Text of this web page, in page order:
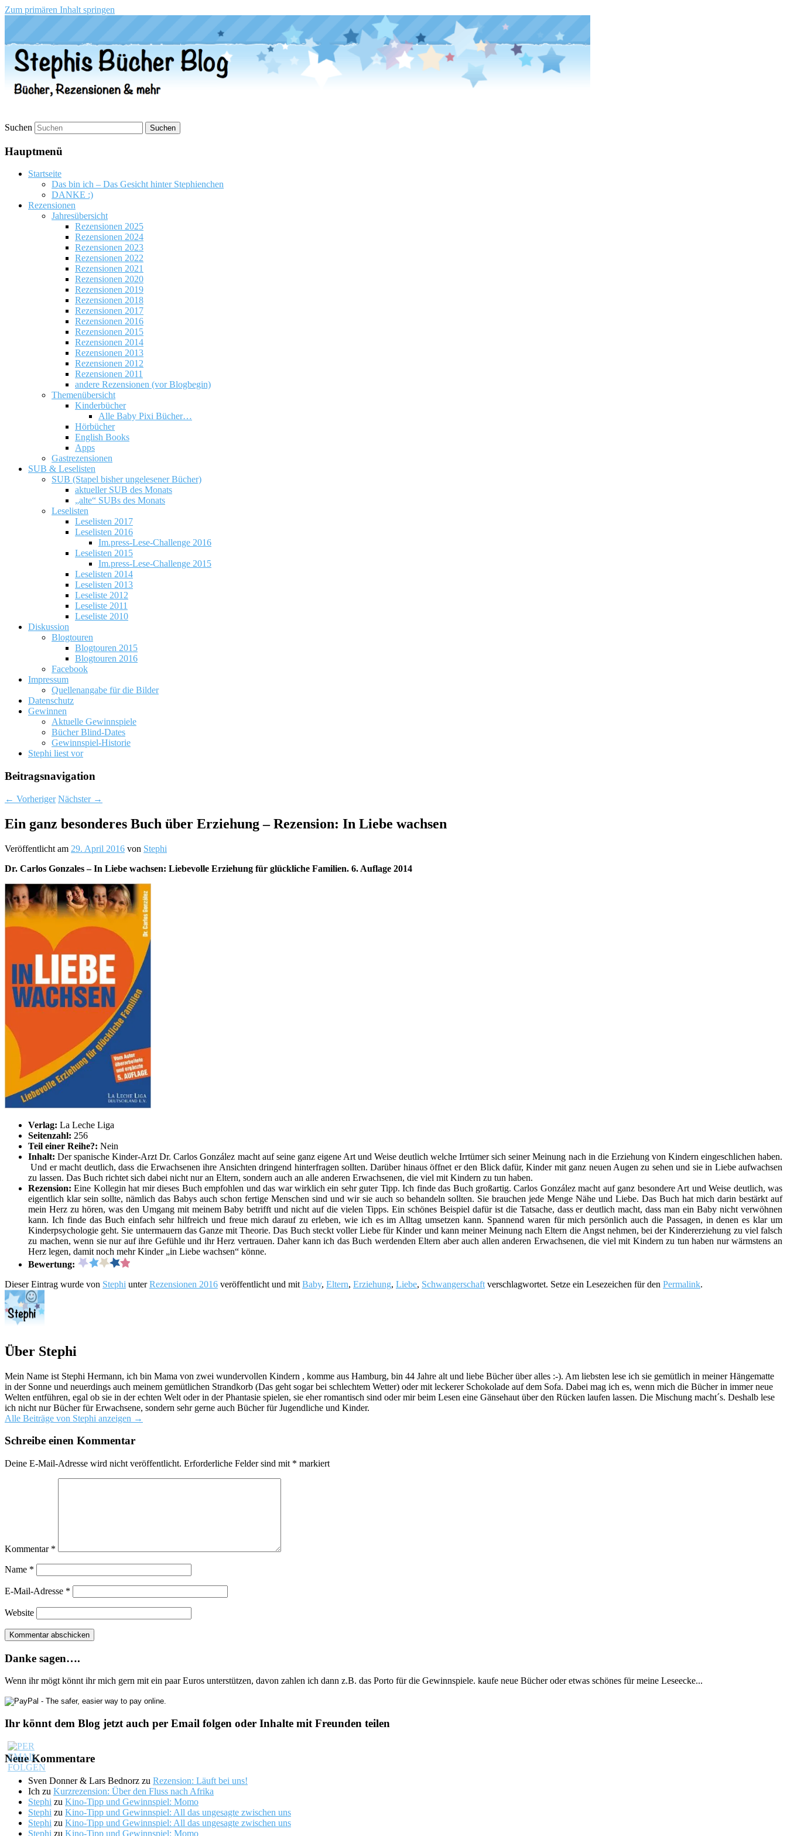
Zum primären Inhalt springen
Stephis Bücher Blog
Suchen
Hauptmenü
Startseite
Das bin ich – Das Gesicht hinter Stephienchen
DANKE :)
Rezensionen
Jahresübersicht
Rezensionen 2025
Rezensionen 2024
Rezensionen 2023
Rezensionen 2022
Rezensionen 2021
Rezensionen 2020
Rezensionen 2019
Rezensionen 2018
Rezensionen 2017
Rezensionen 2016
Rezensionen 2015
Rezensionen 2014
Rezensionen 2013
Rezensionen 2012
Rezensionen 2011
andere Rezensionen (vor Blogbegin)
Themenübersicht
Kinderbücher
Alle Baby Pixi Bücher…
Hörbücher
English Books
Apps
Gastrezensionen
SUB & Leselisten
SUB (Stapel bisher ungelesener Bücher)
aktueller SUB des Monats
„alte“ SUBs des Monats
Leselisten
Leselisten 2017
Leselisten 2016
Im.press-Lese-Challenge 2016
Leselisten 2015
Im.press-Lese-Challenge 2015
Leselisten 2014
Leselisten 2013
Leseliste 2012
Leseliste 2011
Leseliste 2010
Diskussion
Blogtouren
Blogtouren 2015
Blogtouren 2016
Facebook
Impressum
Quellenangabe für die Bilder
Datenschutz
Gewinnen
Aktuelle Gewinnspiele
Bücher Blind-Dates
Gewinnspiel-Historie
Stephi liest vor
Beitragsnavigation
← Vorheriger Nächster →
Ein ganz besonderes Buch über Erziehung – Rezension: In Liebe wachsen
Veröffentlicht am 29. April 2016 von Stephi
Dr. Carlos Gonzales –In Liebe wachsen: Liebevolle Erziehung für glückliche Familien. 6. Auflage 2014
Verlag: La Leche Liga
Seitenzahl: 256
Teil einer Reihe?: Nein
Inhalt:Der spanische Kinder-Arzt Dr. Carlos González macht auf seine ganz eigene Art und Weise deutlich welche Irrtümer sich seiner Meinung nach in die Erziehung von Kindern eingeschlichen haben.
Und er macht deutlich, dass die Erwachsenen ihre Ansichten dringend hinterfragen sollten. Darüber hinaus öffnet er den Blick dafür, Kinder mit ganz neuen Augen zu sehen und sie in Liebe aufwachsen
zu lassen. Das Buch richtet sich dabei nicht nur an Eltern, sondern auch an alle anderen Erwachsenen, die viel mit Kindern zu tun haben.
Rezension:Eine Kollegin hat mir dieses Buch empfohlen und das war wirklich ein sehr guter Tipp. Ich finde das Buch großartig. Carlos González macht auf ganz besondere Art und Weise deutlich, was
eigentlich klar sein sollte, nämlich das Babys auch schon fertige Menschen sind und wir sie auch so behandeln sollten. Sie brauchen jede Menge Nähe und Liebe. Das Buch hat mich darin bestärkt auf
mein Herz zu hören, was den Umgang mit meinem Baby betrifft und nicht auf die vielen Tipps. Ein schönes Beispiel dafür ist die Tatsache, dass er deutlich macht, dass man ein Baby nicht verwöhnen
kann. Ich finde das Buch einfach sehr hilfreich und freue mich darauf zu erleben, wie ich es im Alltag umsetzen kann. Spannend waren für mich persönlich auch die Passagen, in denen es klar um
Kinderpsychologie geht. Sie untermauern das Ganze mit Theorie. Das Buch steckt voller Liebe für Kinder und kann meiner Meinung nach Eltern die Angst nehmen, bei der Kindererziehung zu viel falsch
zu machen, wenn sie nur auf ihre Gefühle und ihr Herz vertrauen. Daher kann ich das Buch werdenden Eltern aber auch allen anderen Erwachsenen, die viel mit Kindern zu tun haben nur wärmstens an
Herz legen, damit noch mehr Kinder „in Liebe wachsen“ könne.
Bewertung:
Dieser Eintrag wurde von Stephi unterRezensionen 2016 veröffentlicht und mit Baby, Eltern, Erziehung, Liebe, Schwangerschaft verschlagwortet. Setze ein Lesezeichen für den Permalink.
Über Stephi
Mein Name ist Stephi Hermann, ich bin Mama von zwei wundervollen Kindern , komme aus Hamburg, bin 44 Jahre alt und liebe Bücher über alles :-). Am liebsten lese ich sie gemütlich in meiner Hängematte
in der Sonne und neuerdings auch meinem gemütlichen Strandkorb (Das geht sogar bei schlechtem Wetter) oder mit leckerer Schokolade auf dem Sofa. Dabei mag ich es, wenn mich die Bücher in immer neue
Welten entführen, egal ob sie in der echten Welt oder in der Phantasie spielen, sie eher romantisch sind oder mir beim Lesen eine Gänsehaut über den Rücken laufen lassen. Die Mischung macht´s. Deshalb lese
ich nicht nur Bücher für Erwachsene, sondern sehr gerne auch Bücher für Jugendliche und Kinder.
Alle Beiträge von Stephi anzeigen →
Schreibe einen Kommentar
Deine E-Mail-Adresse wird nicht veröffentlicht. Erforderliche Felder sind mit * markiert
Kommentar *
Name *
E-Mail-Adresse *
Website
Danke sagen….
Wenn ihr mögt könnt ihr mich gern mit ein paar Euros unterstützen, davon zahlen ich dann z.B. das Porto für die Gewinnspiele. kaufe neue Bücher oder etwas schönes für meine Leseecke...
Ihr könnt dem Blog jetzt auch per Email folgen oder Inhalte mit Freunden teilen
Neue Kommentare
Sven Donner & Lars Bednorz zu Rezension: Läuft bei uns!
Ich zu Kurzrezension: Über den Fluss nach Afrika
Stephi zu Kino-Tipp und Gewinnspiel: Momo
Stephi zu Kino-Tipp und Gewinnspiel: All das ungesagte zwischen uns
Stephi zu Kino-Tipp und Gewinnspiel: All das ungesagte zwischen uns
Stephi zu Kino-Tipp und Gewinnspiel: Momo